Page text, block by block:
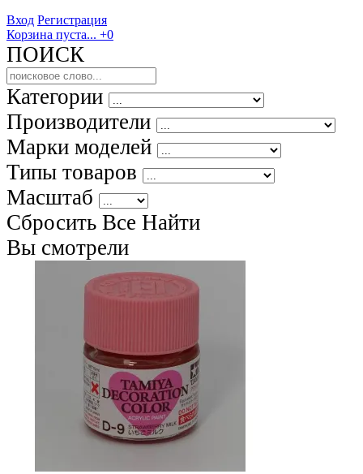
Вход Регистрация
Корзина пуста... +0
ПОИСК
Категории
Производители
Марки моделей
Типы товаров
Масштаб
Сбросить Все Найти
Вы смотрели